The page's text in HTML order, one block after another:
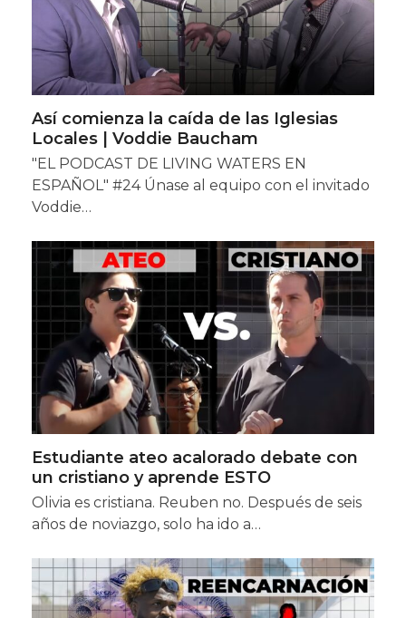
Así comienza la caída de las Iglesias
Locales | Voddie Baucham
"EL PODCAST DE LIVING WATERS EN
ESPAÑOL" #24 Únase al equipo con el invitado
Voddie…
Estudiante ateo acalorado debate con
un cristiano y aprende ESTO
Olivia es cristiana. Reuben no. Después de seis
años de noviazgo, solo ha ido a…